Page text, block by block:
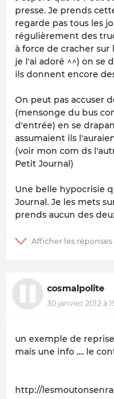
presse. Je prends
regarde pas tous les
régulièrement des
à force de cracher sur
je l'ai adoré ^^) on se
ils donnent encore
On peut pas accuser
(mensonge du bus
d'entrée) en se
assumaient ils
(voir mon com ds
Petit Journal)
Une belle hypocrisie
Journal. Je les mets
prends aucun des
cosmalpolite
30 janvier 2012 à
un exemple de
mais une info .... le
http://